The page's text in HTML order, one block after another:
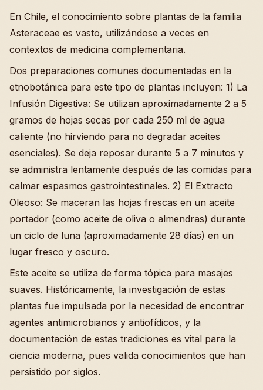
En Chile, el conocimiento sobre plantas de la familia
Asteraceae es vasto, utilizándose a veces en
contextos de medicina complementaria.
Dos preparaciones comunes documentadas en la
etnobotánica para este tipo de plantas incluyen: 1) La
Infusión Digestiva: Se utilizan aproximadamente 2 a 5
gramos de hojas secas por cada 250 ml de agua
caliente (no hirviendo para no degradar aceites
esenciales). Se deja reposar durante 5 a 7 minutos y
se administra lentamente después de las comidas para
calmar espasmos gastrointestinales. 2) El Extracto
Oleoso: Se maceran las hojas frescas en un aceite
portador (como aceite de oliva o almendras) durante
un ciclo de luna (aproximadamente 28 días) en un
lugar fresco y oscuro.
Este aceite se utiliza de forma tópica para masajes
suaves. Históricamente, la investigación de estas
plantas fue impulsada por la necesidad de encontrar
agentes antimicrobianos y antiofídicos, y la
documentación de estas tradiciones es vital para la
ciencia moderna, pues valida conocimientos que han
persistido por siglos.